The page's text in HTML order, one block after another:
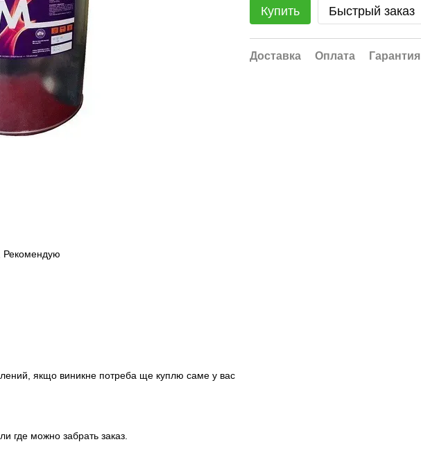
Купить Быстрый заказ
Доставка Оплата Гарантия
Рекомендую
якщо виникне потреба ще куплю саме у вас
где можно забрать заказ.